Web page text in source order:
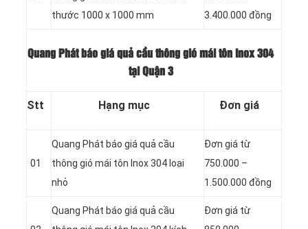
thước 1000 x 1000 mm
3.400.000 đồng
Quang Phát báo giá quả cầu thông gió mái tôn Inox 304
tại Quận 3
Stt Hạng mục Đơn giá
01
Quang Phát báo giá quả cầu
thông gió mái tôn Inox 304 loại
nhỏ
Đơn giá từ
750.000 –
1.500.000 đồng
Quang Phát báo giá quả cầu
Đơn giá từ